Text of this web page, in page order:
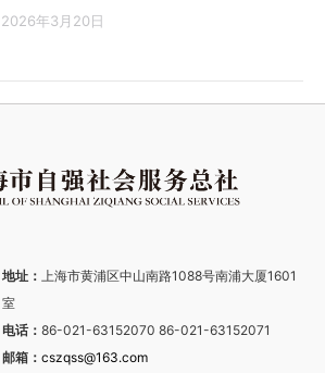
2026年3月20日
地址： 上海市黄浦区中山南路1088号南浦大厦1601
室
电话： 86-021-63152070 86-021-63152071
邮箱： cszqss@163.com